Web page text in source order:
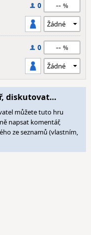
0 --
0 --
diskutovat…
můžete tuto hru
napsat komentář,
ze seznamů (vlastním,